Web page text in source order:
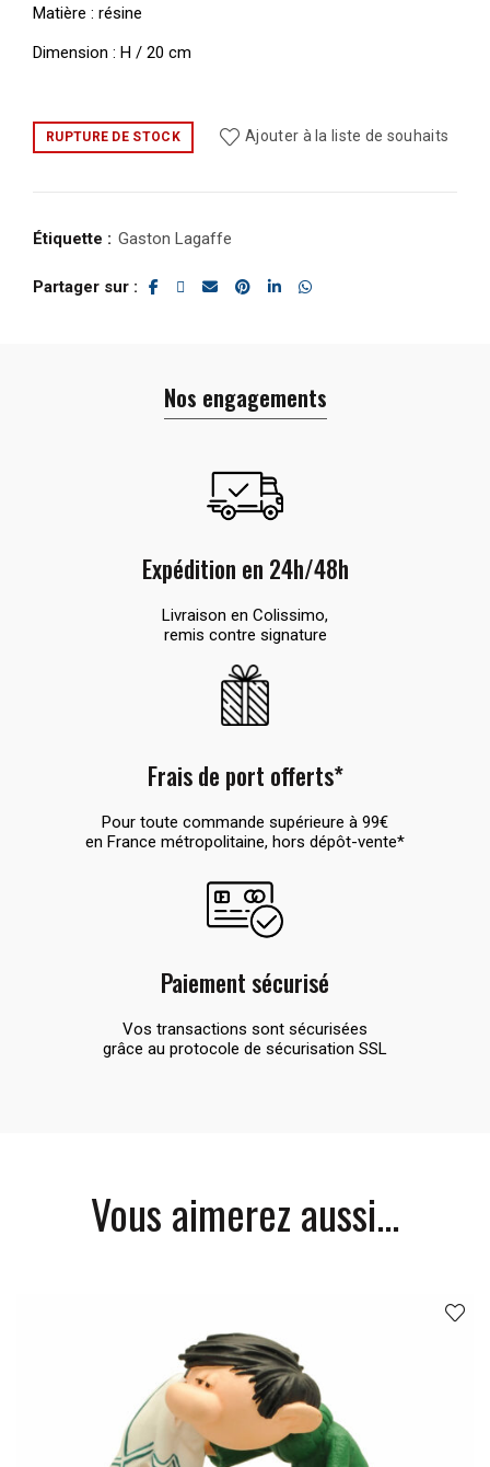
Matière : résine
Dimension : H / 20 cm
RUPTURE DE STOCK Ajouter à la liste de souhaits
Étiquette : Gaston Lagaffe
Partager sur
Nos engagements
Expédition en 24h/48h
Livraison en Colissimo,
remis contre signature
Frais de port offerts*
Pour toute commande supérieure à 99€
en France métropolitaine, hors dépôt-vente*
Paiement sécurisé
Vos transactions sont sécurisées
grâce au protocole de sécurisation SSL
Vous aimerez aussi...